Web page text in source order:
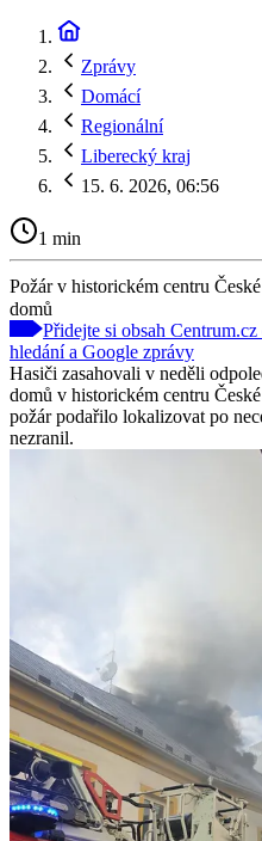
Zprávy
Domácí
Regionální
Liberecký kraj
15. 6. 2026, 06:56
1 min
Požár v historickém centru
domů
Přidejte si obsah
hledání a Google zprávy
Hasiči zasahovali v neděli
domů v historickém centru
požár podařilo lokalizovat po
nezranil.